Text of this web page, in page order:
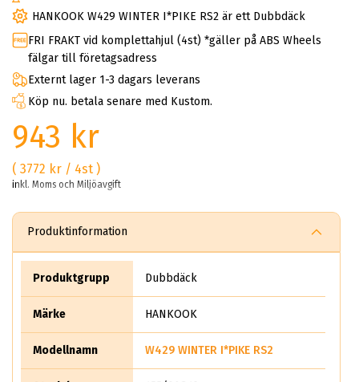
HANKOOK W429 WINTER I*PIKE RS2 är ett Dubbdäck
FRI FRAKT vid komplettahjul (4st) *gäller på ABS Wheels
fälgar till företagsadress
Externt lager 1-3 dagars leverans
Köp nu. betala senare med Kustom.
943 kr
( 3772 kr / 4st )
inkl. Moms och Miljöavgift
Produktinformation
Produktgrupp Dubbdäck
Märke HANKOOK
Modellnamn W429 WINTER I*PIKE RS2